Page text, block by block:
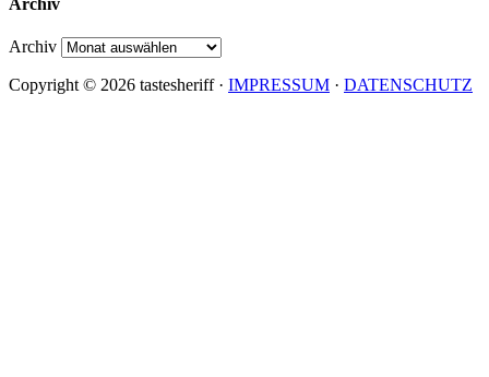
Archiv
Archiv
Copyright © 2026 tastesheriff · IMPRESSUM · DATENSCHUTZ